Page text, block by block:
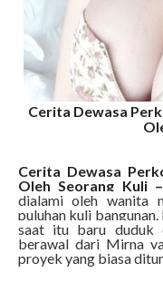
Cerita Dewasa
Cerita Dewasa
Oleh Seorang Kuli –
dialami oleh wanita
puluhan kuli
saat itu baru duduk
berawal dari Mirna
proyek yang biasa